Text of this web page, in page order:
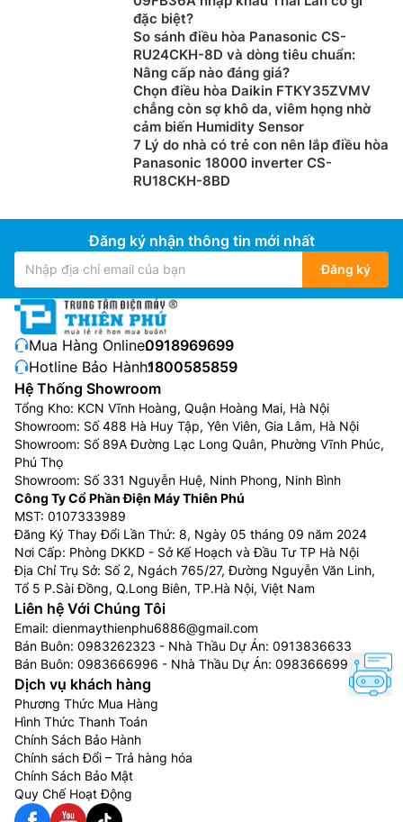
đặc biệt?
So sánh điều hòa Panasonic CS-
RU24CKH-8D và dòng tiêu chuẩn:
Nâng cấp nào đáng giá?
Chọn điều hòa Daikin FTKY35ZVMV
chẳng còn sợ khô da, viêm họng nhờ
cảm biến Humidity Sensor
7 Lý do nhà có trẻ con nên lắp điều hòa
Panasonic 18000 inverter CS-
RU18CKH-8BD
Đăng ký nhận thông tin mới nhất
Đăng ký
Mua Hàng Online:0918969699
Hotline Bảo Hành:1800585859
Hệ Thống Showroom
Tổng Kho: KCN Vĩnh Hoàng, Quận Hoàng Mai, Hà Nội
Showroom: Số 488 Hà Huy Tập, Yên Viên, Gia Lâm, Hà Nội
Showroom: Số 89A Đường Lạc Long Quân, Phường Vĩnh Phúc,
Phú Thọ
Showroom: Số 331 Nguyễn Huệ, Ninh Phong, Ninh Bình
Công Ty Cổ Phần Điện Máy Thiên Phú
MST: 0107333989
Đăng Ký Thay Đổi Lần Thứ: 8, Ngày 05 tháng 09 năm 2024
Nơi Cấp: Phòng DKKD - Sở Kế Hoạch và Đầu Tư TP Hà Nội
Địa Chỉ Trụ Sở: Số 2, Ngách 765/27, Đường Nguyễn Văn Linh,
Tổ 5 P.Sài Đồng, Q.Long Biên, TP.Hà Nội, Việt Nam
Liên hệ Với Chúng Tôi
Email: dienmaythienphu6886@gmail.com
Bán Buôn: 0983262323 - Nhà Thầu Dự Án: 0913836633
Bán Buôn: 0983666996 - Nhà Thầu Dự Án: 0983666996
Dịch vụ khách hàng
Phương Thức Mua Hàng
Hình Thức Thanh Toán
Chính Sách Bảo Hành
Chính sách Đổi – Trả hàng hóa
Chính Sách Bảo Mật
Quy Chế Hoạt Động